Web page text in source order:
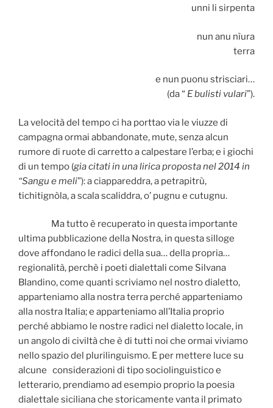
unni li sirpenta
nun anu nìura
terra
e nun puonu strisciari…
(da “ E bulisti vulari”).
La velocità del tempo ci ha porttao via le viuzze di
campagna ormai abbandonate, mute, senza alcun
rumore di ruote di carretto a calpestare l’erba; e i giochi
di un tempo (gia citati in una lirica proposta nel 2014 in
“Sangu e meli”): a ciappareddra, a petrapitrù,
tichitignòla, a scala scaliddra, o’ pugnu e cutugnu.
Ma tutto è recuperato in questa importante
ultima pubblicazione della Nostra, in questa silloge
dove affondano le radici della sua… della propria…
regionalità, perchè i poeti dialettali come Silvana
Blandino, come quanti scriviamo nel nostro dialetto,
apparteniamo alla nostra terra perché apparteniamo
alla nostra Italia; e apparteniamo all’Italia proprio
perché abbiamo le nostre radici nel dialetto locale, in
un angolo di civiltà che è di tutti noi che ormai viviamo
nello spazio del plurilinguismo. E per mettere luce su
alcune considerazioni di tipo sociolinguistico e
letterario, prendiamo ad esempio proprio la poesia
dialettale siciliana che storicamente vanta il primato